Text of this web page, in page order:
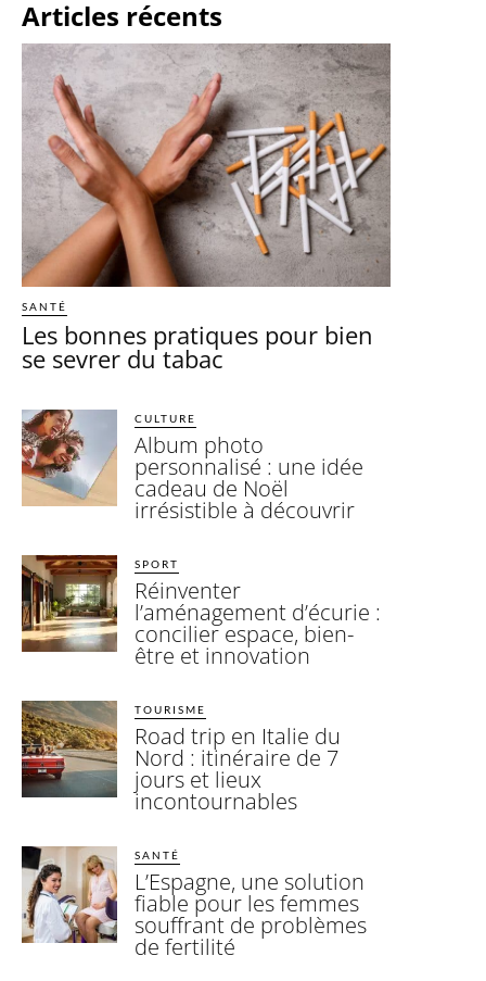
Articles récents
SANTÉ
Les bonnes pratiques pour bien
se sevrer du tabac
CULTURE
Album photo
personnalisé : une idée
cadeau de Noël
irrésistible à découvrir
SPORT
Réinventer
l’aménagement d’écurie :
concilier espace, bien-
être et innovation
TOURISME
Road trip en Italie du
Nord : itinéraire de 7
jours et lieux
incontournables
SANTÉ
L’Espagne, une solution
fiable pour les femmes
souffrant de problèmes
de fertilité